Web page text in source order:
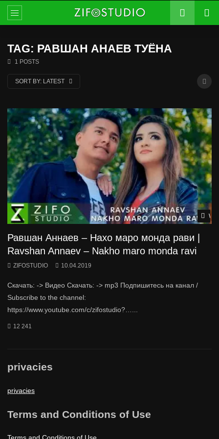
TAG: РАВШАН АНАЕВ ТУЁНА
1 POSTS
SORT BY: LATEST
Равшан Аннаев – Нахо маро монда рави |
Ravshan Annaev – Nakho maro monda ravi
ZIFOSTUDIO 10.04.2019
Скачать: -> Видео Скачать: -> mp3 Подпишитесь на канал /
Subscribe to the channel:
https://www.youtube.com/c/zifostudio?…...
12 241
privacies
privacies
Terms and Conditions of Use